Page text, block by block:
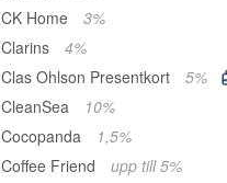
CK Home
3%
Clarins
4%
Clas Ohlson Presentkort
5%
CleanSea
10%
Cocopanda
1,5%
Coffee Friend
upp till 5%